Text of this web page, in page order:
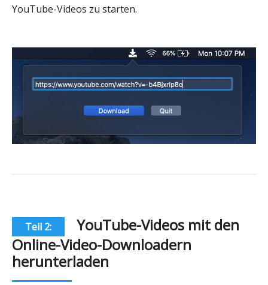
YouTube-Videos zu starten.
Teil 2:
YouTube-Videos mit den
Online-Video-Downloadern
herunterladen